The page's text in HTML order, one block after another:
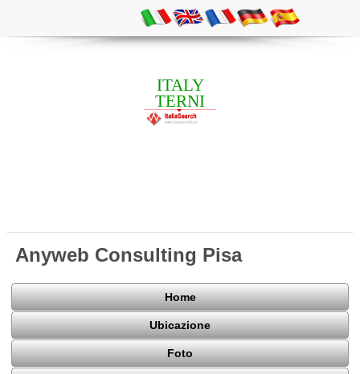
ITALY
TERNI
Anyweb Consulting Pisa
Home
Ubicazione
Foto